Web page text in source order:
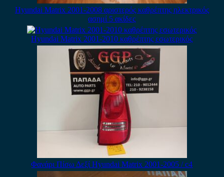
Hyundai Matrix 2001-2008 αριστερός καθρέπτης ηλεκτρικός
ασημί 5 ακίδες
Hyundai Matrix 2001-2010 καθρέπτης εσωτερικός
Φανάρι Πίσω Δεξί Hyundai Matrix 2001-2005 / c4